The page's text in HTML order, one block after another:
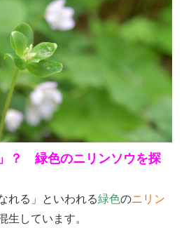
？ 緑色のニリンソウを探
れる」といわれる緑色のニリン
生しています。